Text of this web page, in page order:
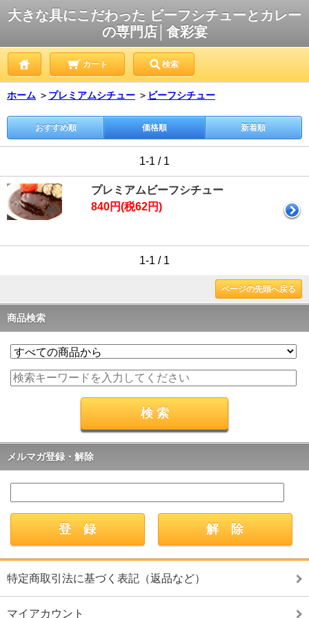
大きな具にこだわった ビーフシチューとカレー
の専門店│食彩宴
カート 検索
ホーム ＞ プレミアムシチュー ＞ ビーフシチュー
おすすめ順 価格順 新着順
1-1 / 1
プレミアムビーフシチュー
840円(税62円)
1-1 / 1
ページの先頭へ戻る
商品検索
メルマガ登録・解除
特定商取引法に基づく表記（返品など）
マイアカウント